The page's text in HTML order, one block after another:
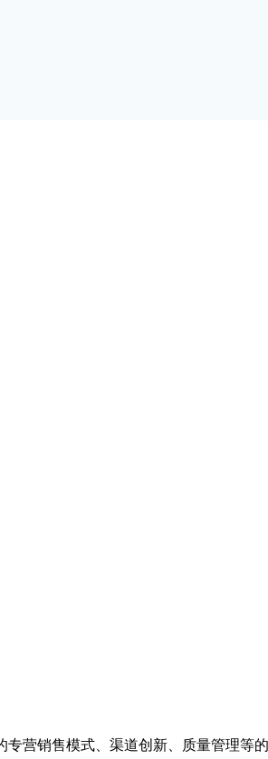
营销售模式、渠道创新、质量管理